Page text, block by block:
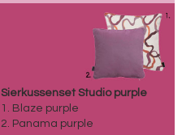
Sierkussenset Studio purple
1. Blaze purple
2. Panama purple